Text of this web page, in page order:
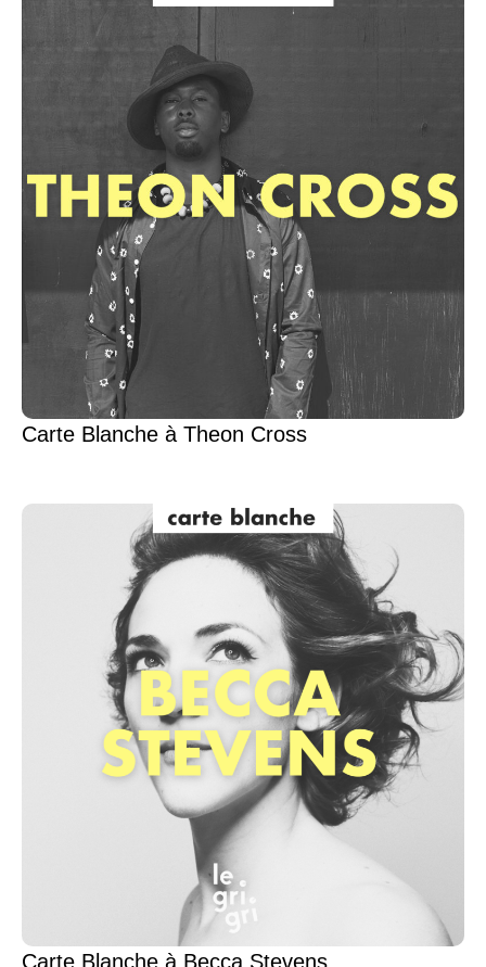
Carte Blanche à Theon Cross
Carte Blanche à Becca Stevens